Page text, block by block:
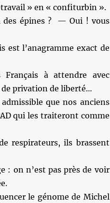
» en « confiturbin ».
épines ? — Oui ! vous
est l’anagramme exact de
à attendre avec
de privation de liberté…
que nos anciens
qui les traiteront comme
respirateurs, ils brassent
: on n’est pas près de voir
le génome de Michel